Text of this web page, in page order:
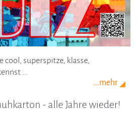
cool, superspitze, klasse,
...
...mehr
- alle Jahre wieder!